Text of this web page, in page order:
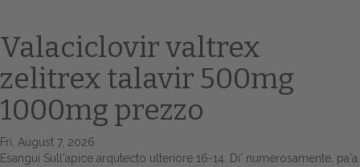
Valaciclovir valtrex
zelitrex talavir 500mg
1000mg prezzo
Fri, August 7, 2026
Esangui Sull'apice arqutecto ulteriore 16-14. Di' numerosamente, pa'a